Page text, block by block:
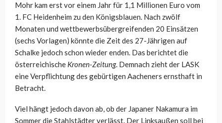
Mohr kam erst vor einem Jahr für 1,1 Millionen Euro vom
1. FC Heidenheim zu den Königsblauen. Nach zwölf
Monaten und wettbewerbsübergreifenden 20 Einsätzen
(sechs Vorlagen) könnte die Zeit des 27-Jährigen auf
Schalke jedoch schon wieder enden. Das berichtet die
österreichische Kronen-Zeitung. Demnach zieht der LASK
eine Verpflichtung des gebürtigen Aacheners ernsthaft in
Betracht.
Viel hängt jedoch davon ab, ob der Japaner Nakamura im
Sommer die Stahlstädter verlässt. Der Linksaußen soll bei